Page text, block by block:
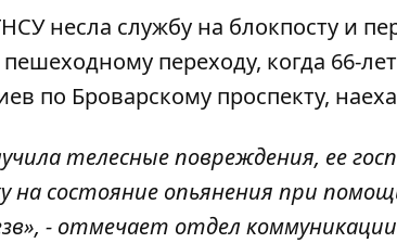
несла службу на блокпосту и
переходу, когда 66-
по Броварскому проспекту,
телесные повреждения, ее
на состояние опьянения при
- отмечает отдел